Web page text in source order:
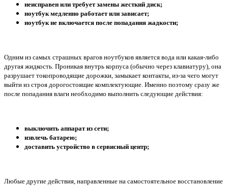
неисправен или требует замены жесткий диск;
ноутбук медленно работает или зависает;
ноутбук не включается после попадания жадкости;
Одним из самых страшных врагов ноутбуков является вода или какая-либо
другая жидкость. Проникая внутрь корпуса (обычно через клавиатуру), она
разрушает токопроводящие дорожки, замыкает контакты, из-за чего могут
выйти из строя дорогостоящие комплектующие. Именно поэтому сразу же
после попадания влаги необходимо выполнить следующие действия:
выключить аппарат из сети;
извлечь батарею;
доставить устройство в сервисный центр;
Любые другие действия, направленные на самостоятельное восстановление